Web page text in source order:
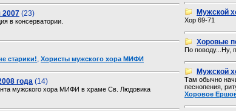
(23)
в консерватории.
старики!, Хористы мужского хора МИФИ
года (14)
мужского хора МИФИ в храме Св. Людовика
Мужской
Хор 69-71
Хоровые
По поводу...Ну,
Мужской
Там обычно
песнопения,
Хоровое